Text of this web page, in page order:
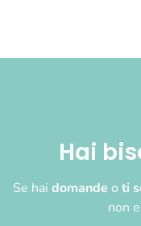
Hai
Se hai domande o ti
non